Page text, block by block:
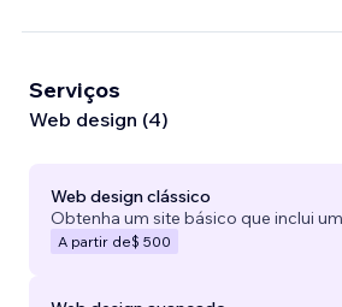
Serviços
Web design (4)
Web design clássico
Obtenha um site básico que inclui
A partir de$ 500